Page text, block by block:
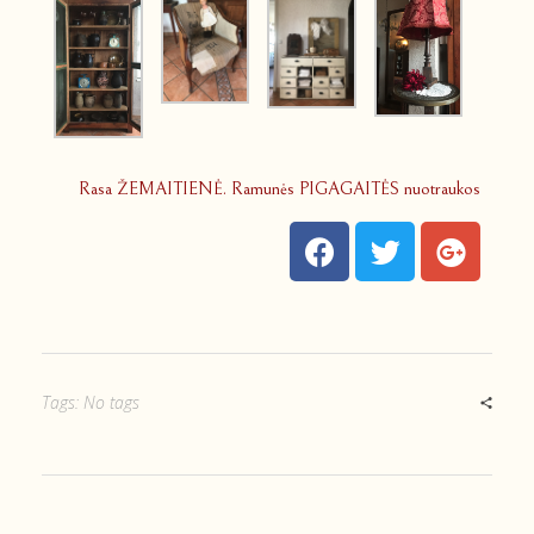
Rasa ŽEMAITIENĖ. Ramunės PIGAGAITĖS nuotraukos
Tags: No tags